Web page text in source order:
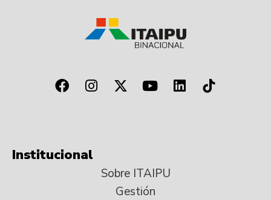
Institucional
Sobre ITAIPU
Gestión